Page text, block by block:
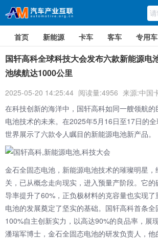
首页 新能源 卡车 客车 专用车
国轩高科全球科技大会发布六款新能源电
池续航达1000公里
2025-05-20 14:25:44 阅读量:4956 来源:中国
在科技创新的海洋中，国轩高科如同一艘领航
电池技术的未来。在2025年5月16日至17日的
世界展示了六款令人瞩目的新能源电池新产品。
金石全固态电池，新能源电池技术的璀璨明星
关，已从概念走向现实，进入预量产阶段。它
导率提升了60%，正负极材料的克容量也实现
电池的发展奠定了坚实的基础。国轩高科首条
100%自主创新实力，以高达90%的良品率，展
潘瑞军博士，金石全固态电池的研发负责人，